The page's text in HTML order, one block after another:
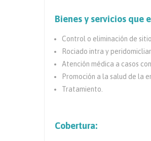
Bienes y servicios que
Control o eliminación de
Rociado intra y
Atención médica a casos
Promoción a la salud de la
Tratamiento.
Cobertura: